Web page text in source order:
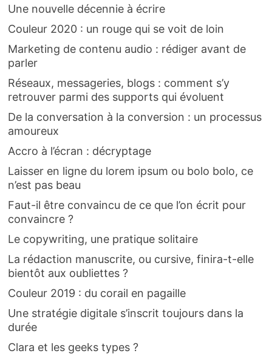
Une nouvelle décennie à écrire
Couleur 2020 : un rouge qui se voit de loin
Marketing de contenu audio : rédiger avant de
parler
Réseaux, messageries, blogs : comment s’y
retrouver parmi des supports qui évoluent
De la conversation à la conversion : un processus
amoureux
Accro à l’écran : décryptage
Laisser en ligne du lorem ipsum ou bolo bolo, ce
n’est pas beau
Faut-il être convaincu de ce que l’on écrit pour
convaincre ?
Le copywriting, une pratique solitaire
La rédaction manuscrite, ou cursive, finira-t-elle
bientôt aux oubliettes ?
Couleur 2019 : du corail en pagaille
Une stratégie digitale s’inscrit toujours dans la
durée
Clara et les geeks types ?